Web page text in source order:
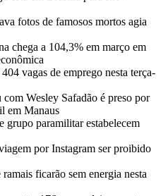
fotos de famosos mortos agia
chega a 104,3% em março em
vagas de emprego nesta terça-
Wesley Safadão é preso por
em Manaus
grupo paramilitar estabelecem
por Instagram ser proibido
ficarão sem energia nesta